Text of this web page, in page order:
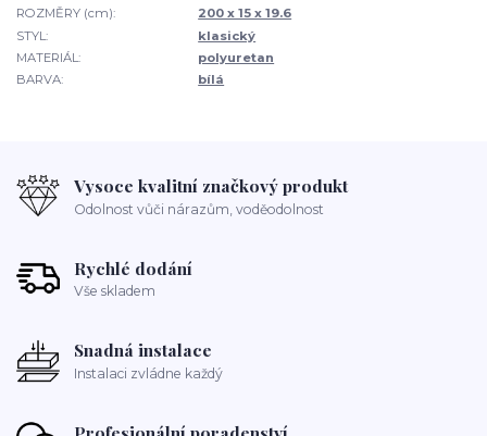
ROZMĚRY (cm):
200 x 15 x 19.6
STYL:
klasický
MATERIÁL:
polyuretan
BARVA:
bílá
Vysoce kvalitní značkový produkt
Odolnost vůči nárazům, voděodolnost
Rychlé dodání
Vše skladem
Snadná instalace
Instalaci zvládne každý